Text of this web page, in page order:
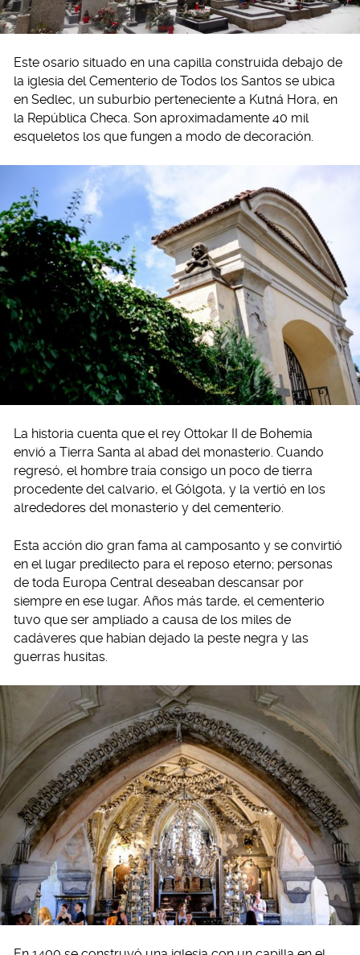
Este osario situado en una capilla construida debajo de
la iglesia del Cementerio de Todos los Santos se ubica
en Sedlec, un suburbio perteneciente a Kutná Hora, en
la República Checa. Son aproximadamente 40 mil
esqueletos los que fungen a modo de decoración.
La historia cuenta que el rey Ottokar II de Bohemia
envió a Tierra Santa al abad del monasterio. Cuando
regresó, el hombre traía consigo un poco de tierra
procedente del calvario, el Gólgota, y la vertió en los
alrededores del monasterio y del cementerio.
Esta acción dio gran fama al camposanto y se convirtió
en el lugar predilecto para el reposo eterno; personas
de toda Europa Central deseaban descansar por
siempre en ese lugar. Años más tarde, el cementerio
tuvo que ser ampliado a causa de los miles de
cadáveres que habían dejado la peste negra y las
guerras husitas.